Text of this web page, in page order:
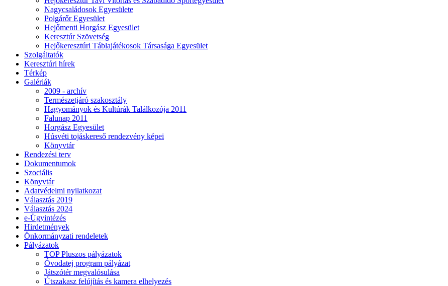
Nagycsaládosok Egyesülete
Polgárőr Egyesület
Hejőmenti Horgász Egyesület
Keresztúr Szövetség
Hejőkeresztúri Táblajátékosok Társasága Egyesület
Szolgáltatók
Keresztúri hírek
Térkép
Galériák
2009 - archív
Természetjáró szakosztály
Hagyományok és Kultúrák Találkozója 2011
Falunap 2011
Horgász Egyesület
Húsvéti tojáskereső rendezvény képei
Könyvtár
Rendezési terv
Dokumentumok
Szociális
Könyvtár
Adatvédelmi nyilatkozat
Választás 2019
Választás 2024
e-Ügyintézés
Hirdetmények
Önkormányzati rendeletek
Pályázatok
TOP Pluszos pályázatok
Óvodatej program pályázat
Játszótér megvalósulása
Útszakasz felújítás és kamera elhelyezés